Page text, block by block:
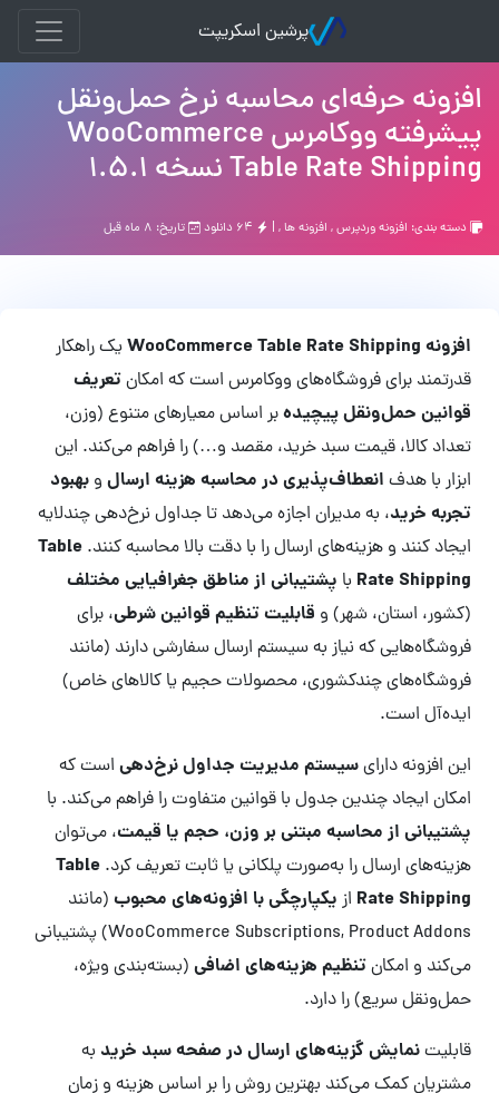
پرشین اسکریپت
افزونه حرفه‌ای محاسبه نرخ حمل‌ونقل
پیشرفته ووکامرس WooCommerce
Table Rate Shipping نسخه 1.5.1
دسته بندی: افزونه وردپرس, افزونه ها, | تاریخ: ۸ ماه قبل
افزونه WooCommerce Table Rate Shipping
یک راهکار
قدرتمند برای فروشگاه‌های ووکامرس است که امکانتعریف
قوانین حمل‌ونقل پیچیدهبر اساس معیارهای متنوع (وزن،
تعداد کالا، قیمت سبد خرید، مقصد و…) را فراهم می‌کند. این
ابزار با هدف انعطاف‌پذیری در محاسبه هزینه ارسال و بهبود
تجربه خرید، به مدیران اجازه می‌دهد تا جداول نرخ‌دهی چندلایه
ایجاد کنند و هزینه‌های ارسال را با دقت بالا محاسبه کنند. Table
Rate Shipping با پشتیبانی از مناطق جغرافیایی مختلف
(کشور، استان، شهر) و قابلیت تنظیم قوانین شرطی، برای
فروشگاه‌هایی که نیاز به سیستم ارسال سفارشی دارند (مانند
فروشگاه‌های چندکشوری، محصولات حجیم یا کالاهای خاص)
ایده‌آل است.
این افزونه دارایسیستم مدیریت جداول نرخ‌دهی است که
امکان ایجاد چندین جدول با قوانین متفاوت را فراهم می‌کند. با
پشتیبانی از محاسبه مبتنی بر وزن، حجم یا قیمت، می‌توان
هزینه‌های ارسال را به‌صورت پلکانی یا ثابت تعریف کرد. Table
Rate Shipping از یکپارچگی با افزونه‌های محبوب (مانند
WooCommerce Subscriptions, Product Addons) پشتیبانی
می‌کند و امکانتنظیم هزینه‌های اضافی (بسته‌بندی ویژه،
حمل‌ونقل سریع) را دارد.
قابلیتنمایش گزینه‌های ارسال در صفحه سبد خرید به
مشتریان کمک می‌کند بهترین روش را بر اساس هزینه و زمان